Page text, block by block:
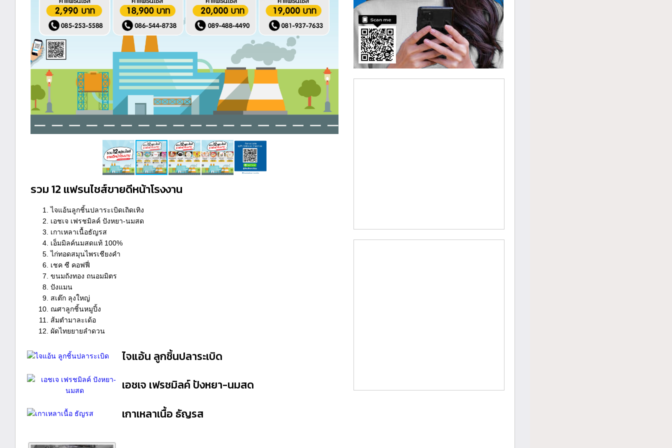
รวม 12 แฟรนไชส์ขายดีหน้าโรงงาน
ไจแอ้นลูกชิ้นปลาระเบิดเถิดเทิง
เอชเจ เฟรชมิลค์ ปังหยา-นมสด
เกาเหลาเนื้อธัญรส
เอ็มมิลค์นมสดแท้ 100%
ไก่ทอดสมุนไพรเชียงคำ
เชค ซี คอฟฟี่
ขนมถังทอง ถนอมมิตร
ปังแมน
สเต๊ก ลุงใหญ่
ณศาลูกชิ้นหมูปิ้ง
ส้มตำมาละเด้อ
ผัดไทยยายลำดวน
ไจแอ้น ลูกชิ้นปลาระเบิด
เอชเจ เฟรชมิลค์ ปังหยา-นมสด
เกาเหลาเนื้อ ธัญรส